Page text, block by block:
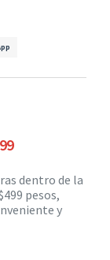
dentro de la
pesos,
y